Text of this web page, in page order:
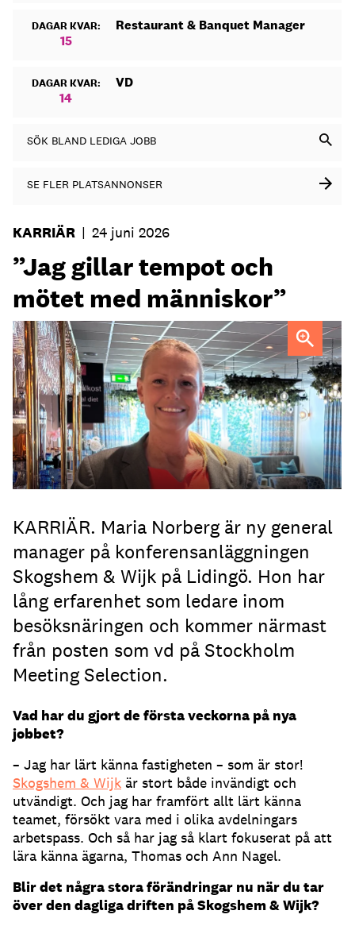
DAGAR KVAR:
15
Restaurant & Banquet Manager
DAGAR KVAR:
14
VD
SÖK BLAND LEDIGA JOBB
SE FLER PLATSANNONSER
KARRIÄR | 24 juni 2026
”Jag gillar tempot och
mötet med människor”
Maria Norberg, ny general manager på Skogshem & Wijk
KARRIÄR. Maria Norberg är ny general
manager på konferensanläggningen
Skogshem & Wijk på Lidingö. Hon har
lång erfarenhet som ledare inom
besöksnäringen och kommer närmast
från posten som vd på Stockholm
Meeting Selection.
Vad har du gjort de första veckorna på nya
jobbet?
– Jag har lärt känna fastigheten – som är stor!
Skogshem & Wijk är stort både invändigt och
utvändigt. Och jag har framfört allt lärt känna
teamet, försökt vara med i olika avdelningars
arbetspass. Och så har jag så klart fokuserat på att
lära känna ägarna, Thomas och Ann Nagel.
Blir det några stora förändringar nu när du tar
över den dagliga driften på Skogshem & Wijk?